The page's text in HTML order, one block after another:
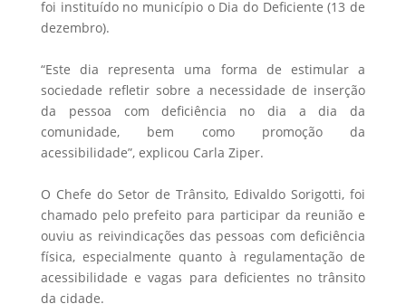
foi instituído no município o Dia do Deficiente (13 de
dezembro).
“Este dia representa uma forma de estimular a
sociedade refletir sobre a necessidade de inserção
da pessoa com deficiência no dia a dia da
comunidade, bem como promoção da
acessibilidade”, explicou Carla Ziper.
O Chefe do Setor de Trânsito, Edivaldo Sorigotti, foi
chamado pelo prefeito para participar da reunião e
ouviu as reivindicações das pessoas com deficiência
física, especialmente quanto à regulamentação de
acessibilidade e vagas para deficientes no trânsito
da cidade.